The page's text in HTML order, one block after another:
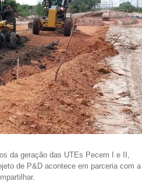
da geração das UTEs Pecem I e II,
de P&D acontece em parceria com a